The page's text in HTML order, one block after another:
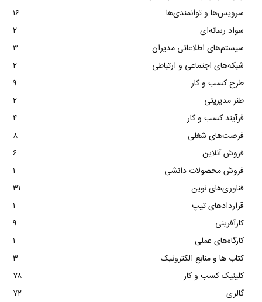
سرویس‌ها و توانمندی‌ها
۱۶
سواد رسانه‌ای
۲
سیستم‌های اطلاعاتی مدیران
۳
شبکه‌های اجتماعی و ارتباطی
۲
طرح کسب و کار
۹
طنز مدیریتی
۲
فرآیند کسب و کار
۴
فرصت‌های شغلی
۸
فروش آنلاین
۶
فروش محصولات دانشی
۱
فناوری‌های نوین
۳۱
قراردادهای تیپ
۱
کارآفرینی
۹
کارگاه‌های عملی
۱
کتاب ها و منابع الکترونیک
۳
کلینیک کسب و کار
۷۸
گالری
۷۲